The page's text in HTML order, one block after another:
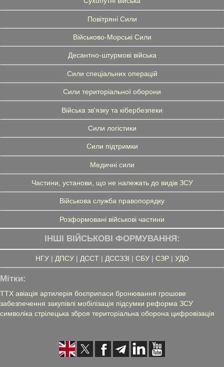
Повітряні Сили
Військово-Морські Сили
Десантно-штурмові війська
Сили спеціальних операцій
Сили територіальної оборони
Війська зв'язку та кібербезпеки
Сили логістики
Сили підтримки
Медичні сили
Частини, установи, що не належать до видів ЗСУ
Військова служба правопорядку
Розформовані військові частини
ІНШІ ВІЙСЬКОВІ ФОРМУВАННЯ:
НГУ| ДПСУ| ДССТ| ДССЗЗІ | СБУ| СЗР| УДО
Мітки:
ТТХ авіація артилерія боєприпаси бронювання грошове
забезпечення закупівлі мобілізація підсумки реформа ЗСУ
символіка стрілецька зброя територіальна оборона цифровізація